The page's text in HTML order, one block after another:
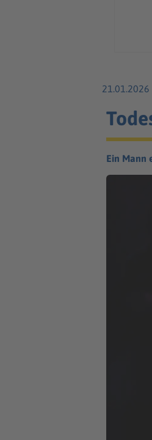
21.01.2026
Ein Mann